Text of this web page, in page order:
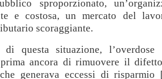
sproporzionato,
e costosa, un mercato del
scoraggiante.
questa situazione, l’overdose
prima ancora di rimuovere il
generava eccessi di